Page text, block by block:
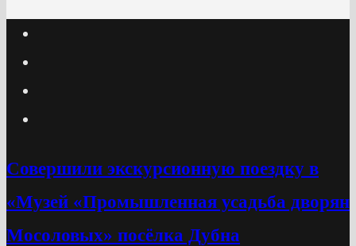
Cовершили экскурсионную поездку в
«Музей «Промышленная усадьба дворян
Мосоловых» посёлка Дубна